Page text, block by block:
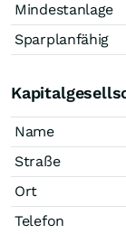
Mindestanlage
Sparplanfähig
Name
Straße
Ort
Telefon